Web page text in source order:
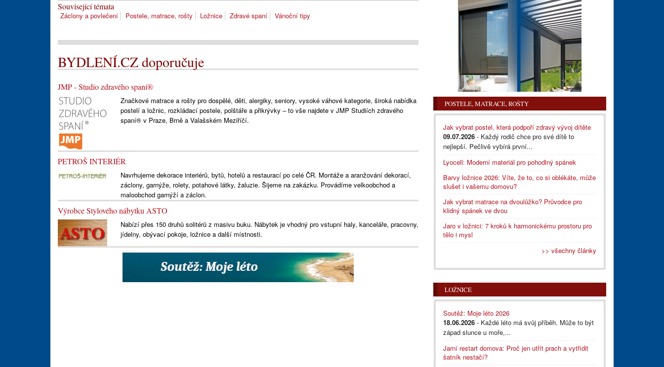
Související témata
Záclony a povlečení Postele, matrace, rošty Ložnice Zdravé spaní Vánoční tipy
BYDLENÍ.CZ doporučuje
JMP - Studio zdravého spaní®
Značkové matrace a rošty pro dospělé, děti, alergiky, seniory, vysoké váhové kategorie, široká nabídka
postelí a ložnic, rozkládací postele, polštáře a přikrývky – to vše najdete v JMP Studiích zdravého
spaní® v Praze, Brně a Valašském Meziříčí.
PETROŠ INTERIÉR
Navrhujeme dekorace interiérů, bytů, hotelů a restaurací po celé ČR. Montáže a aranžování dekorací,
záclony, garnýže, rolety, potahové látky, žaluzie. Šijeme na zakázku. Provádíme velkoobchod a
maloobchod garnýží a záclon.
Výrobce Stylového nábytku ASTO
Nabízí přes 150 druhů solitérů z masivu buku. Nábytek je vhodný pro vstupní haly, kanceláře, pracovny,
jídelny, obývací pokoje, ložnice a další místnosti.
POSTELE, MATRACE, ROŠTY
Jak vybrat postel, která podpoří zdravý vývoj dítěte
09.07.2026 - Každý rodič chce pro své dítě to
nejlepší. Pečlivě vybírá první...
Lyocell: Moderní materiál pro pohodlný spánek
Barvy ložnice 2026: Víte, že to, co si oblékáte, může
slušet i vašemu domovu?
Jak vybrat matrace na dvoulůžko? Průvodce pro
klidný spánek ve dvou
Jaro v ložnici: 7 kroků k harmonickému prostoru pro
tělo i mysl
>> všechny články
LOŽNICE
Soutěž: Moje léto 2026
18.06.2026 - Každé léto má svůj příběh. Může to být
západ slunce u moře,...
Jarní restart domova: Proč jen utřít prach a vytřídit
šatník nestačí?